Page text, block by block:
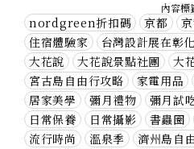
內容標
nordgreen折扣碼 京都
住宿體驗家
台灣設計展在彰化
大花說
大花說景點社團 大
宮古島自由行攻略
家電用品
居家美學
彌月禮物 彌月試
日常保養
日常攝影 書蟲圈
流行時尚
溫泉季 濟州島自